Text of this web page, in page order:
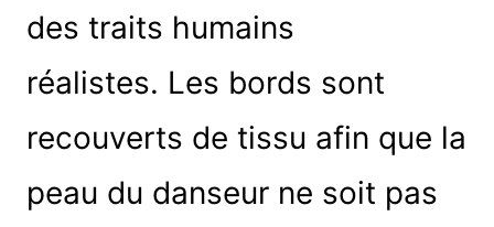
des traits humains
réalistes. Les bords sont
recouverts de tissu afin que la
peau du danseur ne soit pas